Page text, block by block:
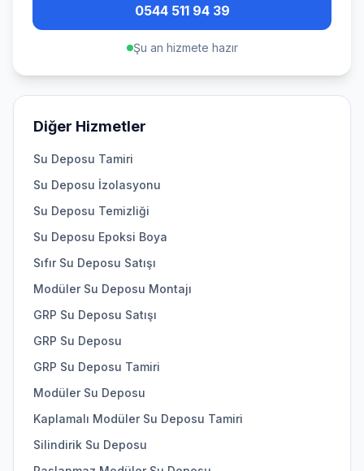
0544 511 94 39
Şu an hizmete hazır
Diğer Hizmetler
Su Deposu Tamiri
Su Deposu İzolasyonu
Su Deposu Temizliği
Su Deposu Epoksi Boya
Sıfır Su Deposu Satışı
Modüler Su Deposu Montajı
GRP Su Deposu Satışı
GRP Su Deposu
GRP Su Deposu Tamiri
Modüler Su Deposu
Kaplamalı Modüler Su Deposu Tamiri
Silindirik Su Deposu